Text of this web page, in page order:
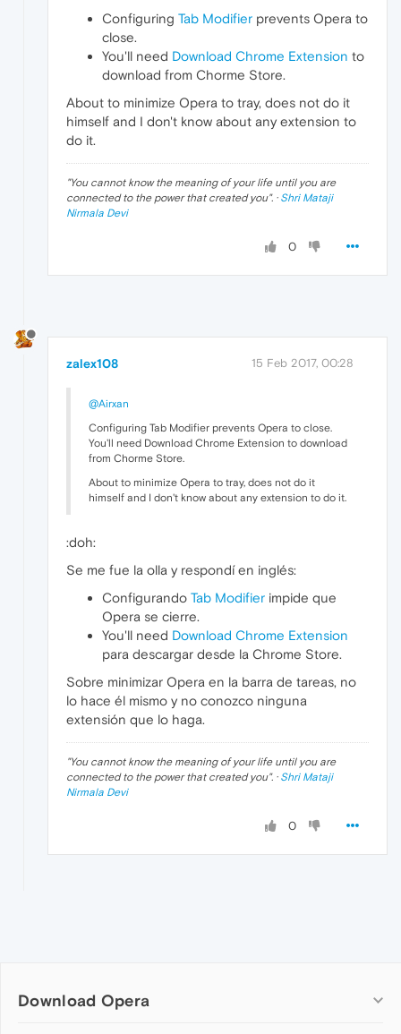
Configuring Tab Modifier prevents Opera to
close.
You'll need Download Chrome Extension to
download from Chorme Store.
About to minimize Opera to tray, does not do it
himself and I don't know about any extension to
do it.
"You cannot know the meaning of your life until you are
connected to the power that created you". · Shri Mataji
Nirmala Devi
0
zalex108 15 Feb 2017, 00:28
@Airxan
Configuring Tab Modifier prevents Opera to close.
You'll need Download Chrome Extension to download
from Chorme Store.
About to minimize Opera to tray, does not do it
himself and I don't know about any extension to do it.
:doh:
Se me fue la olla y respondí en inglés:
Configurando Tab Modifier impide que
Opera se cierre.
You'll need Download Chrome Extension
para descargar desde la Chrome Store.
Sobre minimizar Opera en la barra de tareas, no
lo hace él mismo y no conozco ninguna
extensión que lo haga.
"You cannot know the meaning of your life until you are
connected to the power that created you". · Shri Mataji
Nirmala Devi
0
Download Opera